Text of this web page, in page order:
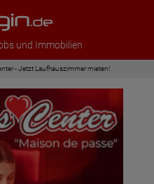
und Immobilien
- Jetzt Laufhauszimmer mieten!